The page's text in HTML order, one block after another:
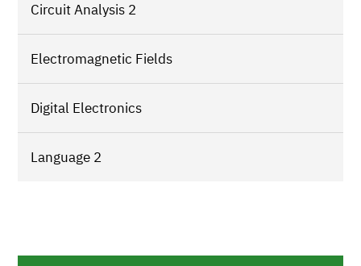
Circuit Analysis 2
Electromagnetic Fields
Digital Electronics
Language 2